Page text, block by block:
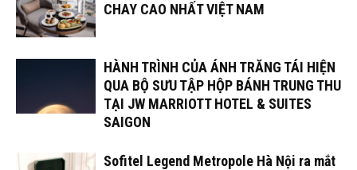
CHAY CAO NHẤT VIỆT NAM
HÀNH TRÌNH CỦA ÁNH TRĂNG TÁI HIỆN
QUA BỘ SƯU TẬP HỘP BÁNH TRUNG THU
TẠI JW MARRIOTT HOTEL & SUITES
SAIGON
Sofitel Legend Metropole Hà Nội ra mắt